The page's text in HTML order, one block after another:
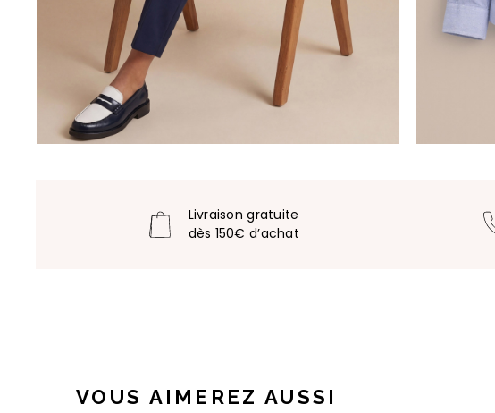
Livraison gratuite
dès 150€ d’achat
VOUS AIMEREZ AUSSI